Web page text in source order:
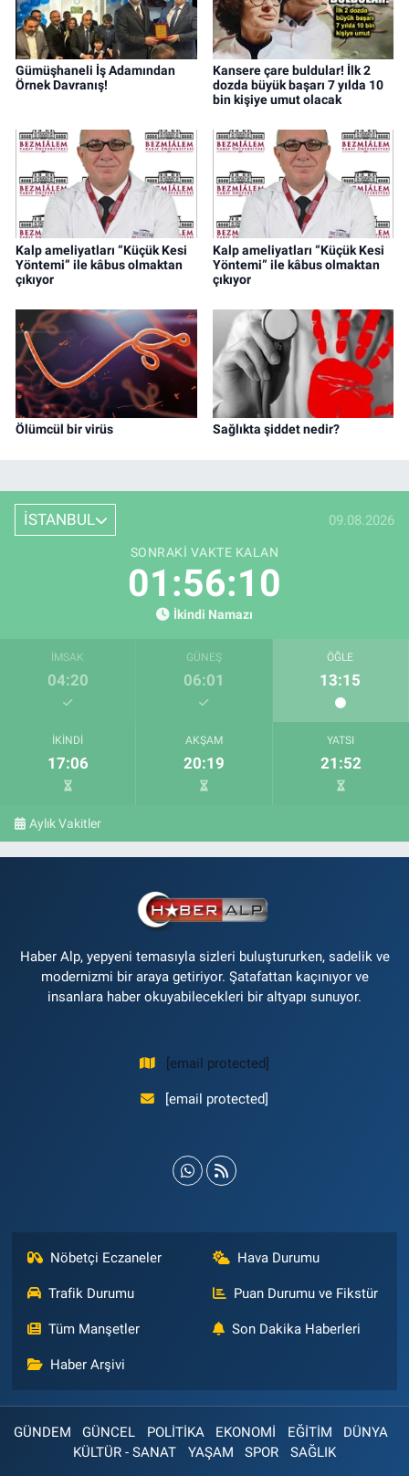
Gümüşhaneli İş Adamından
Örnek Davranış!
Kansere çare buldular! İlk 2
dozda büyük başarı 7 yılda 10
bin kişiye umut olacak
Kalp ameliyatları “Küçük Kesi
Yöntemi” ile kâbus olmaktan
çıkıyor
Kalp ameliyatları “Küçük Kesi
Yöntemi” ile kâbus olmaktan
çıkıyor
Ölümcül bir virüs Sağlıkta şiddet nedir?
İSTANBUL 09.08.2026
SONRAKI VAKTE KALAN
01:56:09
İkindi Namazı
İMSAK
04:20
GÜNEŞ
06:01
ÖĞLE
13:15
İKINDI
17:06
AKŞAM
20:19
YATSI
21:52
Aylık Vakitler
Haber Alp, yepyeni temasıyla sizleri buluştururken, sadelik ve
modernizmi bir araya getiriyor. Şatafattan kaçınıyor ve
insanlara haber okuyabilecekleri bir altyapı sunuyor.
[email protected]
[email protected]
Nöbetçi Eczaneler Hava Durumu
Trafik Durumu Puan Durumu ve Fikstür
Tüm Manşetler Son Dakika Haberleri
Haber Arşivi
GÜNDEM GÜNCEL POLİTİKA EKONOMİ EĞİTİM
DÜNYA
KÜLTÜR - SANAT
YAŞAM SPOR SAĞLIK